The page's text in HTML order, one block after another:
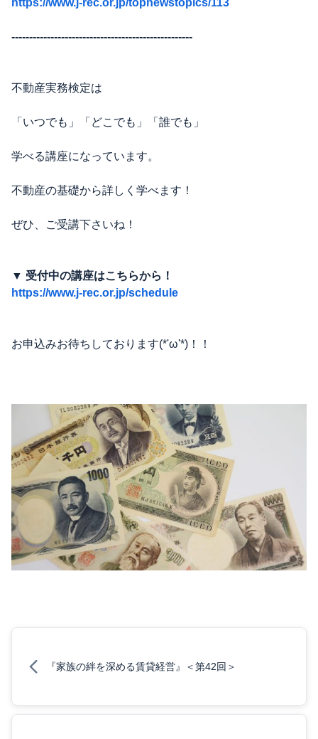
https://www.j-rec.or.jp/topnewstopics/113
---------------------------------------------------
不動産実務検定は
「いつでも」「どこでも」「誰でも」
学べる講座になっています。
不動産の基礎から詳しく学べます！
ぜひ、ご受講下さいね！
▼ 受付中の講座はこちらから！
https://www.j-rec.or.jp/schedule
お申込みお待ちしております(*'ω'*)！！
『家族の絆を深める賃貸経営』＜第42回＞